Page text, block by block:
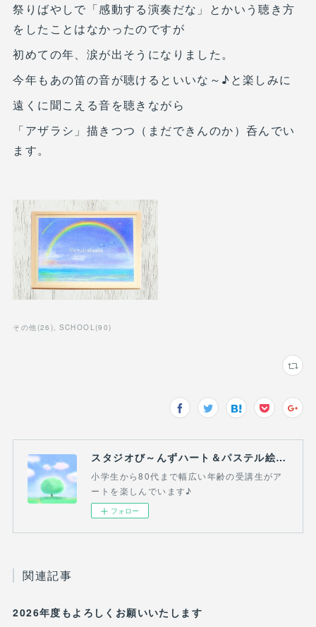
祭りばやしで「感動する演奏だな」とかいう聴き方
をしたことはなかったのですが
初めての年、涙が出そうになりました。
今年もあの笛の音が聴けるといいな～♪と楽しみに
遠くに聞こえる音を聴きながら
「アザラシ」描きつつ（まだできんのか）呑んでい
ます。
その他 (26 ) SCHOOL(90)
スタジオび～んずハート＆パステル絵画教室(吉祥寺・三鷹・熊谷）
小学生から80代まで幅広い年齢の受講生がア
ートを楽しんでいます♪
フォロー
関連記事
2026年度もよろしくお願いいたします